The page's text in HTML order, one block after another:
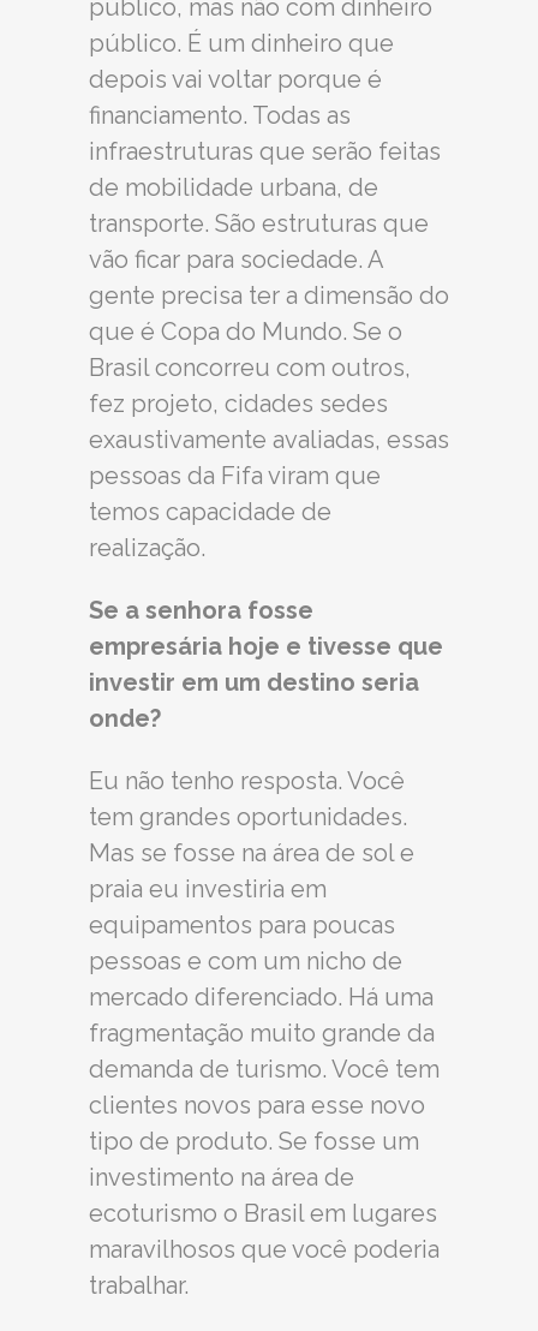
público, mas não com dinheiro
público. É um dinheiro que
depois vai voltar porque é
financiamento. Todas as
infraestruturas que serão feitas
de mobilidade urbana, de
transporte. São estruturas que
vão ficar para sociedade. A
gente precisa ter a dimensão do
que é Copa do Mundo. Se o
Brasil concorreu com outros,
fez projeto, cidades sedes
exaustivamente avaliadas, essas
pessoas da Fifa viram que
temos capacidade de
realização.
Se a senhora fosse
empresária hoje e tivesse que
investir em um destino seria
onde?
Eu não tenho resposta. Você
tem grandes oportunidades.
Mas se fosse na área de sol e
praia eu investiria em
equipamentos para poucas
pessoas e com um nicho de
mercado diferenciado. Há uma
fragmentação muito grande da
demanda de turismo. Você tem
clientes novos para esse novo
tipo de produto. Se fosse um
investimento na área de
ecoturismo o Brasil em lugares
maravilhosos que você poderia
trabalhar.